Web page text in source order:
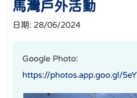
馬灣戶外活動
日期: 28/06/2024
Google Photo:
https://photos.app.goo.gl/